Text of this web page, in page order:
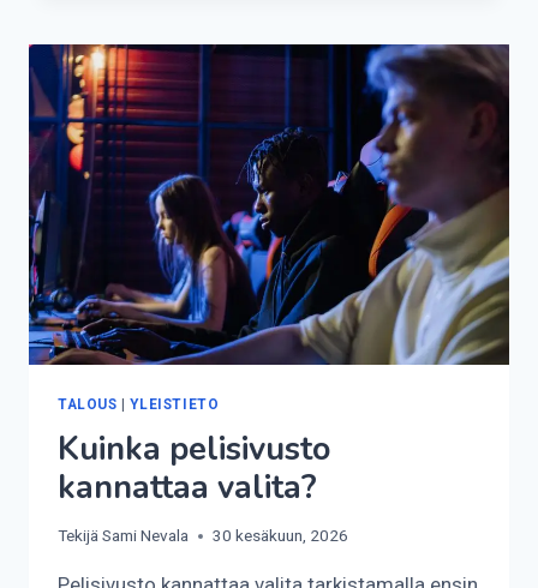
TALOUS |YLEISTIETO
Kuinka pelisivusto
kannattaa valita?
Tekijä Sami Nevala 30 kesäkuun, 2026